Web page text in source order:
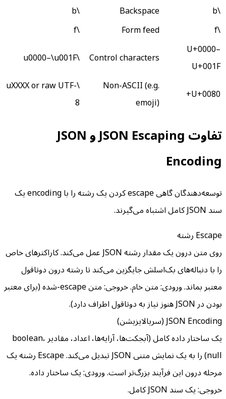
\b
Backspace
\b
\f
Form feed
\f
U+0000–
U+001F
Control characters
\u0000–\u001F
U+0080+
Non-ASCII (e.g.
emoji)
\uXXXX or raw UTF-
8
تفاوت JSON Escaping و JSON
Encoding
توسعه‌دهندگان گاهی escape کردن یک رشته را با encoding یک
سند JSON کامل اشتباه می‌گیرند.
Escape رشته
روی متن درون یک مقدار رشته JSON عمل می‌کند. کاراکترهای خاص
را با دنباله‌های بک‌اسلش جایگزین می‌کند تا رشته درون دوتاقول
معتبر بماند. ورودی: متن خام. خروجی: متن escape-شده (برای معتبر
بودن در JSON هنوز نیاز به دوتاقول اطراف دارد).
JSON Encoding (سریالایزیشن)
یک ساختار داده کامل (آبجکت‌ها، آرایه‌ها، اعداد، مقادیر boolean،
null) را به یک نمایش متنی JSON تبدیل می‌کند. Escape رشته یک
مرحله درون این فرآیند بزرگ‌تر است. ورودی: یک ساختار داده.
خروجی: یک سند JSON کامل.